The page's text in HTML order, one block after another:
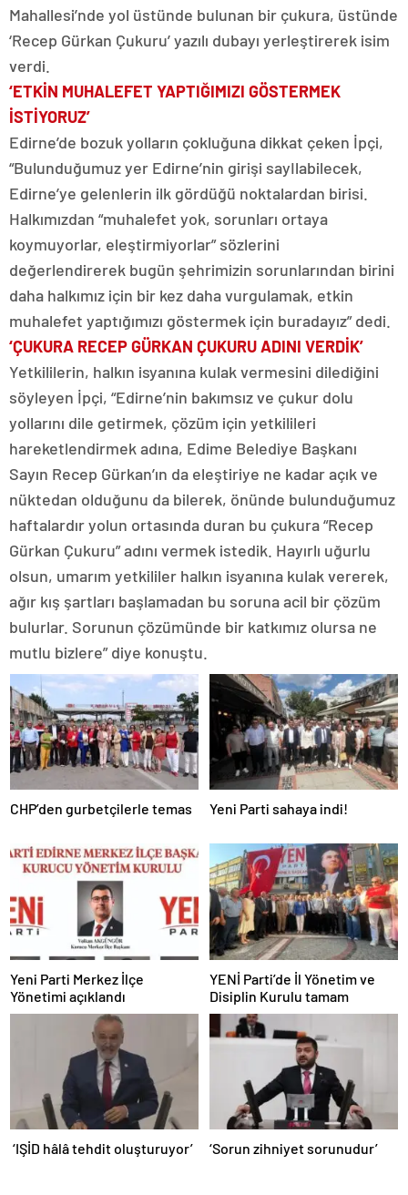
Mahallesi’nde yol üstünde bulunan bir çukura, üstünde
‘Recep Gürkan Çukuru’ yazılı dubayı yerleştirerek isim
verdi.
‘ETKİN MUHALEFET YAPTIĞIMIZI GÖSTERMEK
İSTİYORUZ’
Edirne’de bozuk yolların çokluğuna dikkat çeken İpçi,
“Bulunduğumuz yer Edirne’nin girişi sayIlabilecek,
Edirne’ye gelenlerin ilk gördüğü noktalardan birisi.
Halkımızdan “muhalefet yok, sorunları ortaya
koymuyorlar, eleştirmiyorlar” sözlerini
değerlendirerek bugün şehrimizin sorunlarından birini
daha halkımız için bir kez daha vurgulamak, etkin
muhalefet yaptığımızı göstermek için buradayız” dedi.
‘ÇUKURA RECEP GÜRKAN ÇUKURU ADINI VERDİK’
Yetkililerin, halkın isyanına kulak vermesini dilediğini
söyleyen İpçi, “Edirne’nin bakımsız ve çukur dolu
yollarını dile getirmek, çözüm için yetkilileri
hareketlendirmek adına, Edime Belediye Başkanı
Sayın Recep Gürkan’ın da eleştiriye ne kadar açık ve
nüktedan olduğunu da bilerek, önünde bulunduğumuz
haftalardır yolun ortasında duran bu çukura “Recep
Gürkan Çukuru” adını vermek istedik. Hayırlı uğurlu
olsun, umarım yetkililer halkın isyanına kulak vererek,
ağır kış şartları başlamadan bu soruna acil bir çözüm
bulurlar. Sorunun çözümünde bir katkımız olursa ne
mutlu bizlere” diye konuştu.
CHP’den gurbetçilerle temas Yeni Parti sahaya indi!
Yeni Parti Merkez İlçe
Yönetimi açıklandı
YENİ Parti’de İl Yönetim ve
Disiplin Kurulu tamam
‘IŞİD hâlâ tehdit oluşturuyor’ ‘Sorun zihniyet sorunudur’